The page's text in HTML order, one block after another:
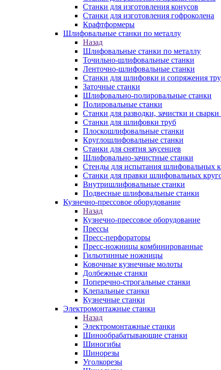
Станки для изготовления конусов
Станки для изготовления гофроколена
Крафтформеры
Шлифовальные станки по металлу
Назад
Шлифовальные станки по металлу
Точильно-шлифовальные станки
Ленточно-шлифовальные станки
Станки для шлифовки и сопряжения
Заточные станки
Шлифовально-полировальные станки
Полировальные станки
Станки для разводки, зачистки и сварки
Станки для шлифовки труб
Плоскошлифовальные станки
Круглошлифовальные станки
Станки для снятия заусенцев
Шлифовально-зачистные станки
Стенды для испытания шлифовальных
Станки для правки шлифовальных
Внутришлифовальные станки
Подвесные шлифовальные станки
Кузнечно-прессовое оборудование
Назад
Кузнечно-прессовое оборудование
Прессы
Пресс-перфораторы
Пресс-ножницы комбинированные
Гильотинные ножницы
Ковочные кузнечные молоты
Долбежные станки
Поперечно-строгальные станки
Клепальные станки
Кузнечные станки
Электромонтажные станки
Назад
Электромонтажные станки
Шинообрабатывающие станки
Шиногибы
Шинорезы
Уголкорезы